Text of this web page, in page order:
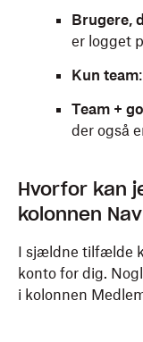
Brugere,
er logget
Kun team
Team +
der også
Hvorfor kan
kolonnen
I sjældne tilfælde
konto for dig.
i kolonnen